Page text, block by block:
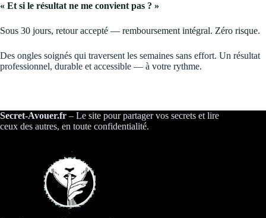
« Et si le résultat ne me convient pas ? »
Sous 30 jours, retour accepté — remboursement intégral. Zéro risque.
Des ongles soignés qui traversent les semaines sans effort. Un résultat
professionnel, durable et accessible — à votre rythme.
Secret-Avouer.fr – Le site pour partager vos secrets et lire
ceux des autres, en toute confidentialité.